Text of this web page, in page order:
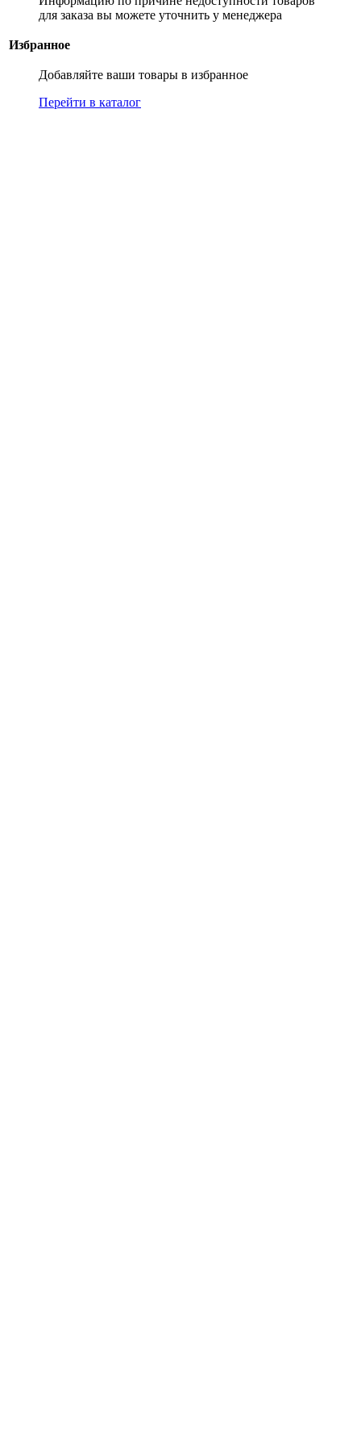
для заказа вы можете уточнить у менеджера
Избранное
Добавляйте ваши товары в избранное
Перейти в каталог